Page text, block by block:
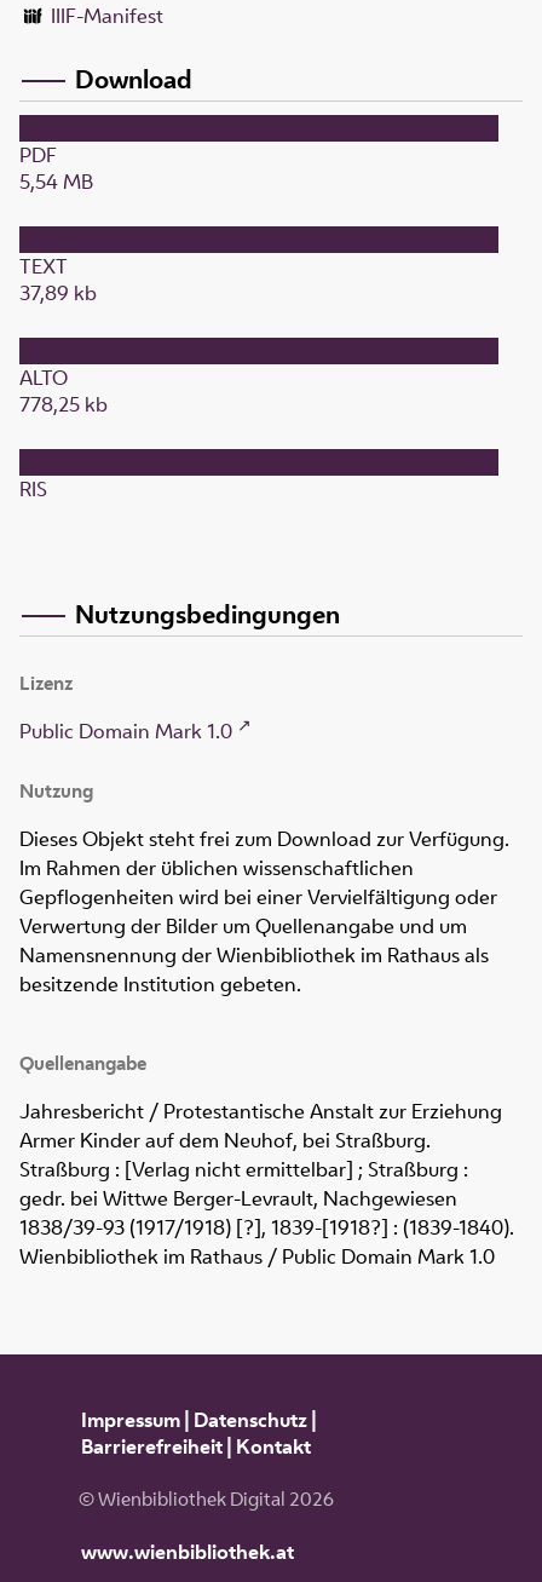
IIIF-Manifest
Download
PDF
5,54 MB
TEXT
37,89 kb
ALTO
778,25 kb
RIS
Nutzungsbedingungen
Lizenz
Public Domain Mark 1.0
Nutzung
Dieses Objekt steht frei zum Download zur Verfügung.
Im Rahmen der üblichen wissenschaftlichen
Gepflogenheiten wird bei einer Vervielfältigung oder
Verwertung der Bilder um Quellenangabe und um
Namensnennung der Wienbibliothek im Rathaus als
besitzende Institution gebeten.
Quellenangabe
Jahresbericht / Protestantische Anstalt zur Erziehung
Armer Kinder auf dem Neuhof, bei Straßburg.
Straßburg : [Verlag nicht ermittelbar] ; Straßburg :
gedr. bei Wittwe Berger-Levrault, Nachgewiesen
1838/39-93 (1917/1918) [?], 1839-[1918?] : (1839-1840).
Wienbibliothek im Rathaus / Public Domain Mark 1.0
Impressum| Datenschutz|
Barrierefreiheit| Kontakt
© Wienbibliothek Digital 2026
www.wienbibliothek.at